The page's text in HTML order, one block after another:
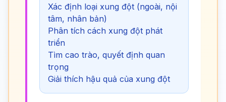
Xác định loại xung đột (ngoài, nội
tâm, nhân bản)
Phân tích cách xung đột phát
triển
Tìm cao trào, quyết định quan
trọng
Giải thích hậu quả của xung đột